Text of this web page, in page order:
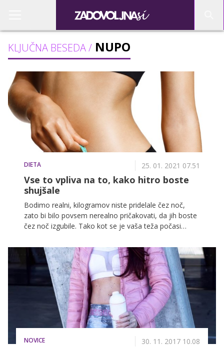
KLJUČNA BESEDA / NUPO
DIETA 25. 01. 2021 07.51
Vse to vpliva na to, kako hitro boste
shujšale
Bodimo realni, kilogramov niste pridelale čez noč,
zato bi bilo povsem nerealno pričakovati, da jih boste
čez noč izgubile. Tako kot se je vaša teža počasi
kilogramov znebile. Strokovnjaki opozarjajo, da na
hitrost izgubljanja kilogramov najbolj vpliva naslednjih
5 dejavnikov!
NOVICE 30. 11. 2017 10.08